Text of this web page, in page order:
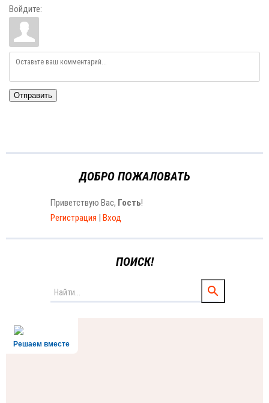
Войдите:
Отправить
ДОБРО ПОЖАЛОВАТЬ
Приветствую Вас, Гость!
Регистрация | Вход
ПОИСК!
Решаем вместе